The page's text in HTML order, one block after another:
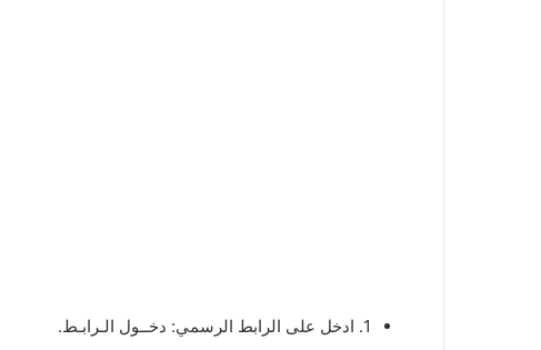
1. ادخل على الرابط الرسمي: دخــول الـرابـط.